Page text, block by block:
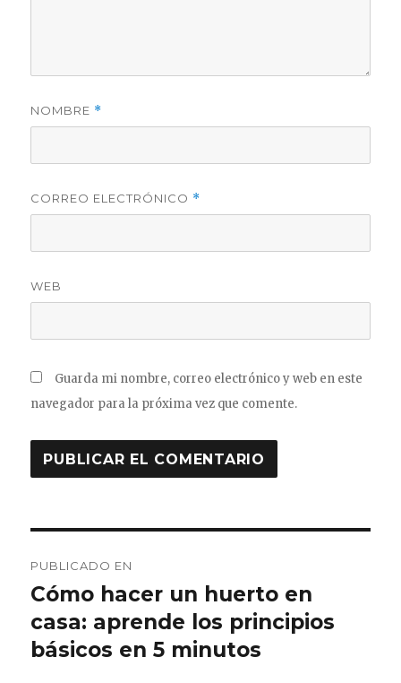
NOMBRE *
CORREO ELECTRÓNICO *
WEB
Guarda mi nombre, correo electrónico y web en este
navegador para la próxima vez que comente.
de
entradas
PUBLICADO EN
Cómo hacer un huerto en
casa: aprende los principios
básicos en 5 minutos